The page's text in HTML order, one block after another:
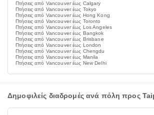
Πτήσεις από Vancouver έως Calgary
Πτήσεις από Vancouver έως Tokyo
Πτήσεις από Vancouver έως Hong Kong
Πτήσεις από Vancouver έως Toronto
Πτήσεις από Vancouver έως Los Angeles
Πτήσεις από Vancouver έως Bangkok
Πτήσεις από Vancouver έως Brisbane
Πτήσεις από Vancouver έως London
Πτήσεις από Vancouver έως Chengdu
Πτήσεις από Vancouver έως Manila
Πτήσεις από Vancouver έως New Delhi
Δημοφιλείς διαδρομές ανά πόλη προς